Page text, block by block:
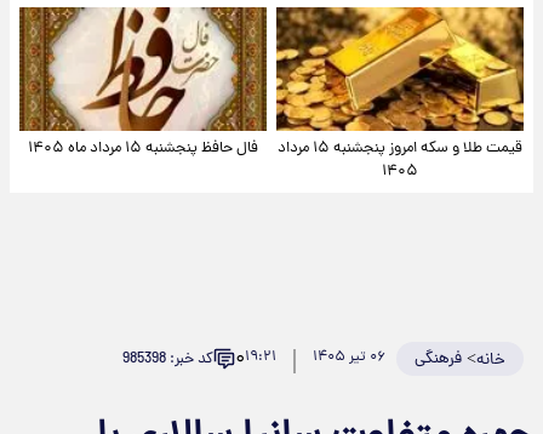
قیمت طلا و سکه امروز پنجشنبه ۱۵ مرداد
۱۴۰۵
فال حافظ پنجشنبه ۱۵ مرداد ماه ۱۴۰۵
خانه>فرهنگی ۰۶ تیر ۱۴۰۵ ۱۹:۲۱۰ کد خبر: 985398